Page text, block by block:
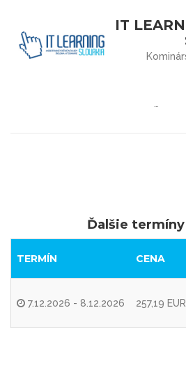
IT
Ďalšie
TERMÍN CENA
7.12.2026 - 8.12.2026 257,19 EUR